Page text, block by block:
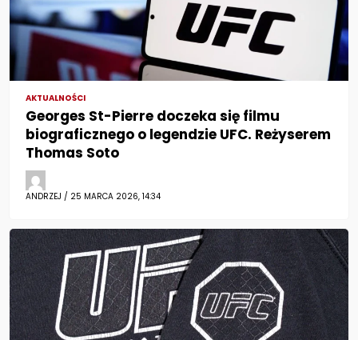
AKTUALNOŚCI
Georges St-Pierre doczeka się filmu
biograficznego o legendzie UFC. Reżyserem
Thomas Soto
ANDRZEJ / 25 MARCA 2026, 14:34